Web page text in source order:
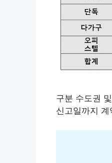
구분 수도권
신고일까지